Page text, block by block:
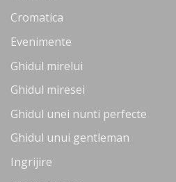
Cromatica
Evenimente
Ghidul mirelui
Ghidul miresei
Ghidul unei nunti perfecte
Ghidul unui gentleman
Ingrijire